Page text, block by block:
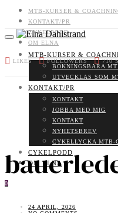
MTB-KURSER &
KONTAKT/PR
CYKELPODD
OM ELNA
LIKES FOLLOWERS 710
MTB-KURSER &
BOKNINGSBARA
UTVECKLAS SOM
KONTAKT/PR
KONTAKT
JOBBA MED MIG
KONTAKT
NYHETSBREV
CYKELLYCKA MTB-
CYKELPODD
OM ELNA
0
24 APRIL, 2026